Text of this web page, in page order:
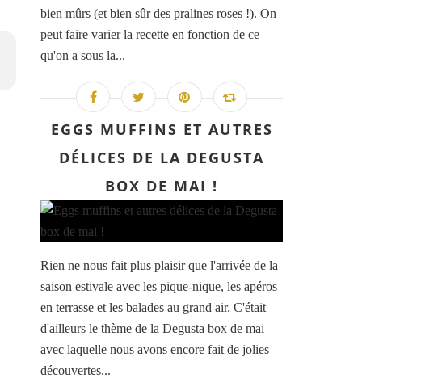
bien mûrs (et bien sûr des pralines roses !). On
peut faire varier la recette en fonction de ce
qu'on a sous la...
EGGS MUFFINS ET AUTRES
DÉLICES DE LA DEGUSTA
BOX DE MAI !
Rien ne nous fait plus plaisir que l'arrivée de la
saison estivale avec les pique-nique, les apéros
en terrasse et les balades au grand air. C'était
d'ailleurs le thème de la Degusta box de mai
avec laquelle nous avons encore fait de jolies
découvertes...